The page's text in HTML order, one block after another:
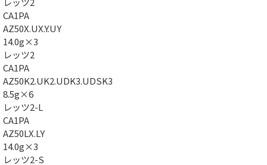
CA1PA
AZ50X.UX.Y.UY
14.0g×3
レッツ2
CA1PA
AZ50K2.UK2.UDK3.UDSK3
8.5g×6
レッツ2-L
CA1PA
AZ50LX.LY
14.0g×3
レッツ2-S